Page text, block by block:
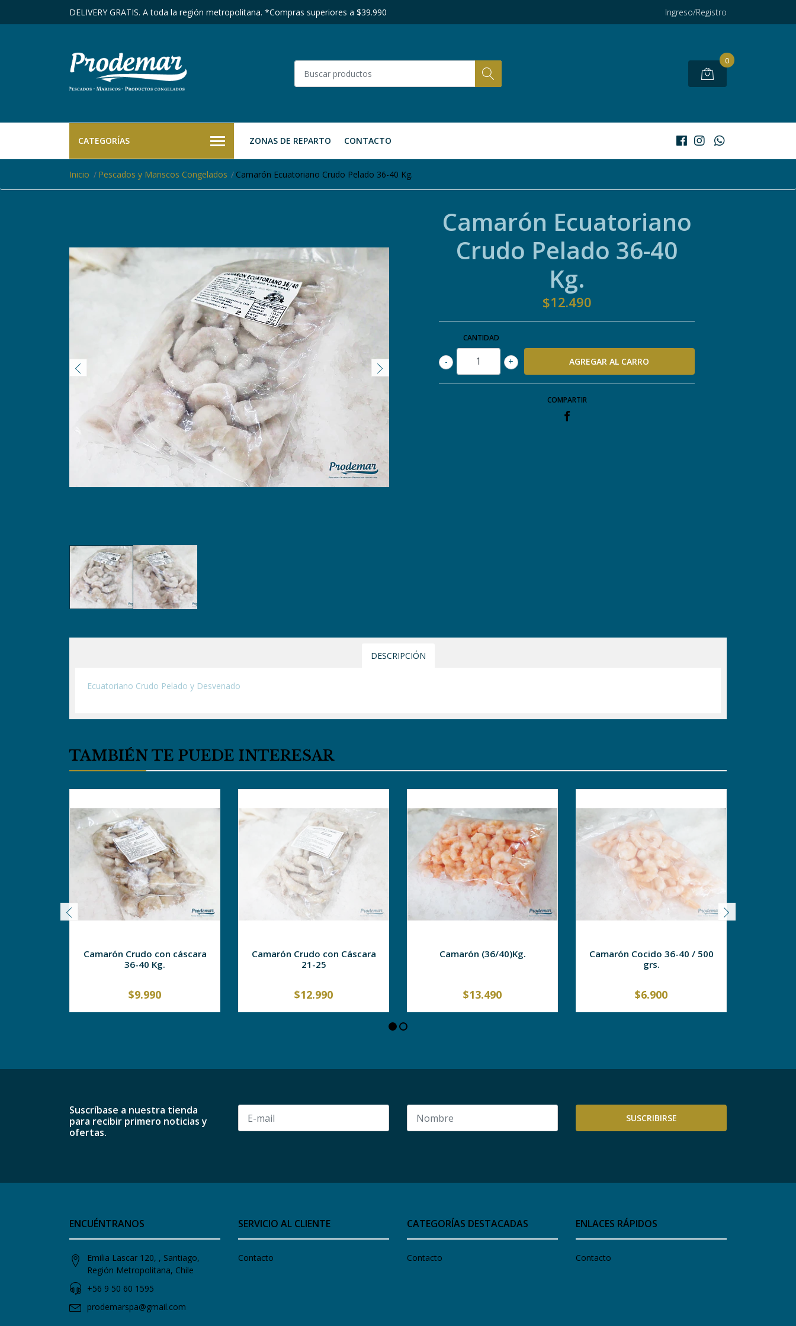
DELIVERY GRATIS. A toda la región metropolitana. *Compras superiores a $39.990 Ingreso/Registro
0
CATEGORÍAS ZONAS DE REPARTO CONTACTO
Inicio Pescados y Mariscos Congelados Camarón Ecuatoriano Crudo Pelado 36-40 Kg.
Camarón Ecuatoriano
Crudo Pelado 36-40
Kg.
$12.490
CANTIDAD
+
-
COMPARTIR
DESCRIPCIÓN
Ecuatoriano Crudo Pelado y Desvenado
TAMBIÉN TE PUEDE INTERESAR
Camarón Crudo con cáscara
36-40 Kg.
+
$9.990
Camarón Crudo con Cáscara
21-25
AGOTADO
$12.990
Camarón (36/40)Kg.
+
$13.490
Camarón Cocido 36-40 / 500
grs.
AGOTADO
$6.900
Suscríbase a nuestra tienda
para recibir primero noticias y
ofertas.
SUSCRIBIRSE
ENCUÉNTRANOS
Emilia Lascar 120, , Santiago,
Región Metropolitana, Chile
+56 9 50 60 1595
prodemarspa@gmail.com
SERVICIO AL CLIENTE
Contacto
CATEGORÍAS DESTACADAS
Contacto
ENLACES RÁPIDOS
Contacto